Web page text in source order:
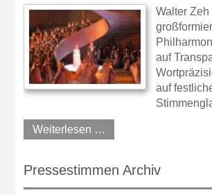
Walter Zeh
auf
auf
Weiterlesen …
Pressestimmen Archiv